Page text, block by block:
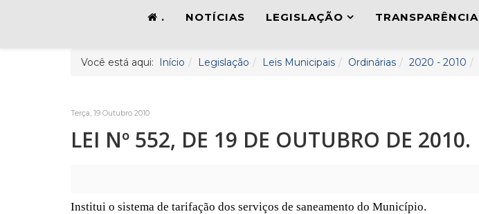
. NOTÍCIAS LEGISLAÇÃO TRANSPARÊNCIA
Você está aqui: Início Legislação Leis Municipais Ordinárias 2020 - 2010
Terça, 19 Outubro 2010
LEI Nº 552, DE 19 DE OUTUBRO DE 2010.
Institui o sistema de tarifação dos serviços de saneamento do Município.